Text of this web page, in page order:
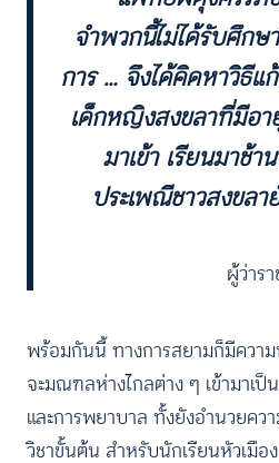
จำพวกนี้ไม่ได้รับศึกษ
การ … จึงได้คิดหาวิธีแ
เด็กหญิงสงขลาที่มีอา
มาเข้า เรียนมาช้
ประเพณีชาวสงขล
ผู้ว่าร
พร้อมกันนี้ ทางการสยามก็มีควา
จะมณฑลห่างไกลต่าง ๆ เข้ามาเ
และการพยาบาล ทั้งยังอำนวยค
วิชาขั้นต้น สำหรับนักเรียนหัวเมื